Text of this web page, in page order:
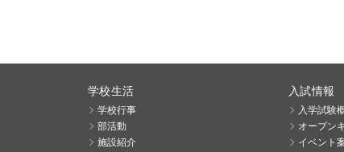
学校生活
学校行事
部活動
施設紹介
入試情報
入学試験
オープン
イベント